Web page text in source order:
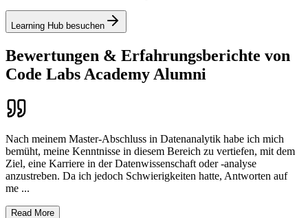
Learning Hub besuchen
Bewertungen & Erfahrungsberichte von
Code Labs Academy Alumni
Nach meinem Master-Abschluss in Datenanalytik habe ich mich
bemüht, meine Kenntnisse in diesem Bereich zu vertiefen, mit dem
Ziel, eine Karriere in der Datenwissenschaft oder -analyse
anzustreben. Da ich jedoch Schwierigkeiten hatte, Antworten auf
me ...
Read More